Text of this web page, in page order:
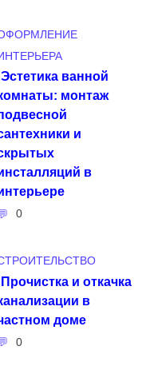
Эстетика ванной
монтаж
и
в
0
Прочистка и откачка
в
доме
0